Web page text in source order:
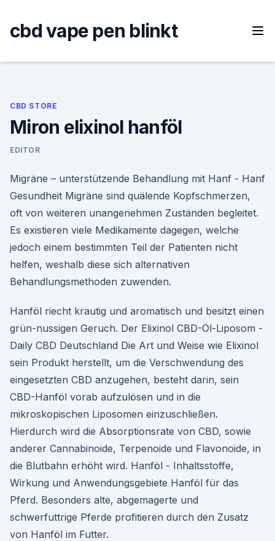
content
cbd vape pen blinkt
CBD STORE
Miron elixinol hanföl
EDITOR
Migräne – unterstützende Behandlung mit Hanf - Hanf
Gesundheit Migräne sind quälende Kopfschmerzen,
oft von weiteren unangenehmen Zuständen begleitet.
Es existieren viele Medikamente dagegen, welche
jedoch einem bestimmten Teil der Patienten nicht
helfen, weshalb diese sich alternativen
Behandlungsmethoden zuwenden.
Hanföl riecht krautig und aromatisch und besitzt einen
grün-nussigen Geruch. Der Elixinol CBD-Öl-Liposom -
Daily CBD Deutschland Die Art und Weise wie Elixinol
sein Produkt herstellt, um die Verschwendung des
eingesetzten CBD anzugehen, besteht darin, sein
CBD-Hanföl vorab aufzulösen und in die
mikroskopischen Liposomen einzuschließen.
Hierdurch wird die Absorptionsrate von CBD, sowie
anderer Cannabinoide, Terpenoide und Flavonoide, in
die Blutbahn erhöht wird. Hanföl - Inhaltsstoffe,
Wirkung und Anwendungsgebiete Hanföl für das
Pferd. Besonders alte, abgemagerte und
schwerfuttrige Pferde profitieren durch den Zusatz
von Hanföl im Futter.